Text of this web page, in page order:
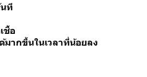
ที
ชื้อ
ากขึ้นในเวลาที่น้อยลง